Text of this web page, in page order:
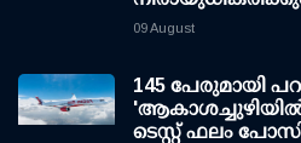
09 August
145 പേരുമായി
ടെസ്റ്റ് ഫലം